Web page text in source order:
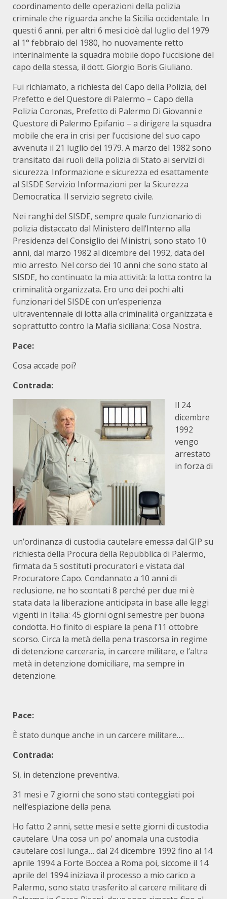
coordinamento delle operazioni della polizia
criminale che riguarda anche la Sicilia occidentale. In
questi 6 anni, per altri 6 mesi cioè dal luglio del 1979
al 1° febbraio del 1980, ho nuovamente retto
interinalmente la squadra mobile dopo l’uccisione del
capo della stessa, il dott. Giorgio Boris Giuliano.
Fui richiamato, a richiesta del Capo della Polizia, del
Prefetto e del Questore di Palermo – Capo della
Polizia Coronas, Prefetto di Palermo Di Giovanni e
Questore di Palermo Epifanio – a dirigere la squadra
mobile che era in crisi per l’uccisione del suo capo
avvenuta il 21 luglio del 1979. A marzo del 1982 sono
transitato dai ruoli della polizia di Stato ai servizi di
sicurezza. Informazione e sicurezza ed esattamente
al SISDE Servizio Informazioni per la Sicurezza
Democratica. Il servizio segreto civile.
Nei ranghi del SISDE, sempre quale funzionario di
polizia distaccato dal Ministero dell’Interno alla
Presidenza del Consiglio dei Ministri, sono stato 10
anni, dal marzo 1982 al dicembre del 1992, data del
mio arresto. Nel corso dei 10 anni che sono stato al
SISDE, ho continuato la mia attività: la lotta contro la
criminalità organizzata. Ero uno dei pochi alti
funzionari del SISDE con un’esperienza
ultraventennale di lotta alla criminalità organizzata e
soprattutto contro la Mafia siciliana: Cosa Nostra.
Pace:
Cosa accade poi?
Contrada:
Il 24
dicembre
1992
vengo
arrestato
in forza di
un’ordinanza di custodia cautelare emessa dal GIP su
richiesta della Procura della Repubblica di Palermo,
firmata da 5 sostituti procuratori e vistata dal
Procuratore Capo. Condannato a 10 anni di
reclusione, ne ho scontati 8 perché per due mi è
stata data la liberazione anticipata in base alle leggi
vigenti in Italia: 45 giorni ogni semestre per buona
condotta. Ho finito di espiare la pena l’11 ottobre
scorso. Circa la metà della pena trascorsa in regime
di detenzione carceraria, in carcere militare, e l’altra
metà in detenzione domiciliare, ma sempre in
detenzione.
Pace:
È stato dunque anche in un carcere militare….
Contrada:
Sì, in detenzione preventiva.
31 mesi e 7 giorni che sono stati conteggiati poi
nell’espiazione della pena.
Ho fatto 2 anni, sette mesi e sette giorni di custodia
cautelare. Una cosa un po’ anomala una custodia
cautelare così lunga… dal 24 dicembre 1992 fino al 14
aprile 1994 a Forte Boccea a Roma poi, siccome il 14
aprile del 1994 iniziava il processo a mio carico a
Palermo, sono stato trasferito al carcere militare di